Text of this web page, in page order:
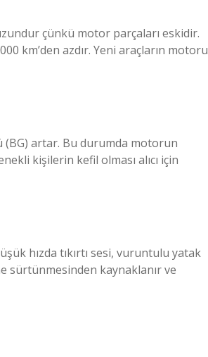
çünkü motor parçaları eskidir.
km’den azdır. Yeni araçların motoru
artar. Bu durumda motorun
kişilerin kefil olması alıcı için
hızda tıkırtı sesi, vuruntulu yatak
sürtünmesinden kaynaklanır ve